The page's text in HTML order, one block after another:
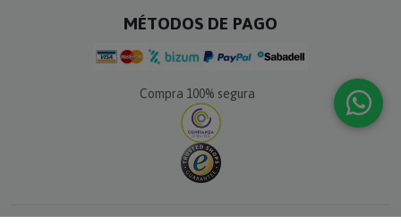
MÉTODOS DE PAGO
Compra 100% segura